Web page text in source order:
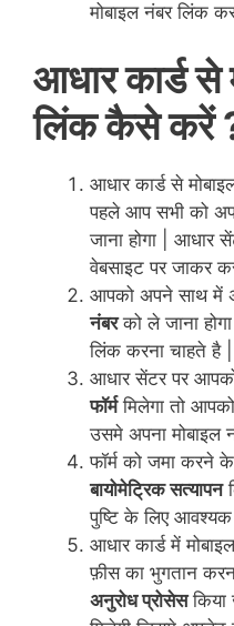
मोबाइल नंबर लिंक
आधार कार्ड से
लिंक कैसे करें
आधार कार्ड से
पहले आप सभी को
जाना होगा |
वेबसाइट पर जाकर
आपको अपने साथ में
नंबरको ले जाना
लिंक करना चाहते है |
आधार सेंटर पर
फॉर्ममिलेगा तो आपको
उसमे अपना मोबाइल
फॉर्म को जमा करने
बायोमेट्रिक सत्यापन
पुष्टि के लिए आवश्यक
आधार कार्ड में
फ़ीस का भुगतान
अनुरोध प्रोसेसकिया